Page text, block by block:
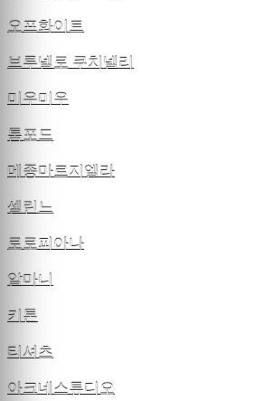
오프화이트
브루넬로 쿠치넬리
미우미우
톰포드
메종마르지엘라
셀린느
로로피아나
알마니
키톤
티셔츠
아크네스튜디오